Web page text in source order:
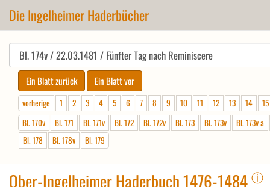
Die Ingelheimer Haderbücher
vorherige 1 2 3 4 5 6 7 8 9 10 11 12 13 14
15
Bl. 170v
Bl. 171 Bl. 171v Bl. 172 Bl. 172v Bl. 173 Bl. 173v
Bl. 173v a
Bl. 178
Bl. 178v Bl. 179
Ober-Ingelheimer Haderbuch 1476-1484 ⓘ